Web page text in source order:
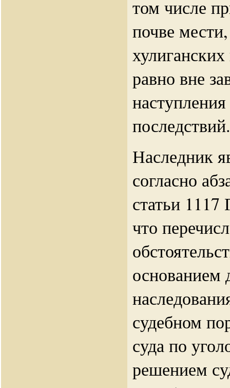
том числе
почве
равно вне
последствий.
Наследник
согласно
статьи
что
основанием
судебном
суда по
решением